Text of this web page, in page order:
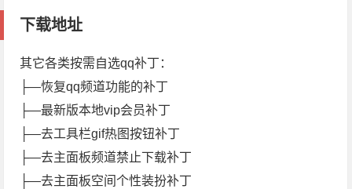
下载地址
其它各类按需自选qq补丁：
├—恢复qq频道功能的补丁
├—最新版本地vip会员补丁
├—去工具栏gif热图按钮补丁
├—去主面板频道禁止下载补丁
├—去主面板空间个性装扮补丁